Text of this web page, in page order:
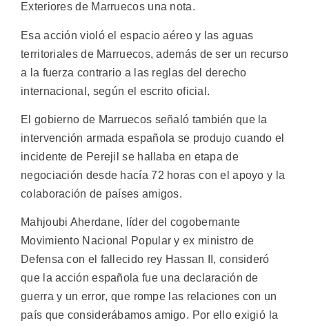
Exteriores de Marruecos una nota.
Esa acción violó el espacio aéreo y las aguas
territoriales de Marruecos, además de ser un recurso
a la fuerza contrario a las reglas del derecho
internacional, según el escrito oficial.
El gobierno de Marruecos señaló también que la
intervención armada española se produjo cuando el
incidente de Perejil se hallaba en etapa de
negociación desde hacía 72 horas con el apoyo y la
colaboración de países amigos.
Mahjoubi Aherdane, líder del cogobernante
Movimiento Nacional Popular y ex ministro de
Defensa con el fallecido rey Hassan II, consideró
que la acción española fue una declaración de
guerra y un error, que rompe las relaciones con un
país que considerábamos amigo. Por ello exigió la